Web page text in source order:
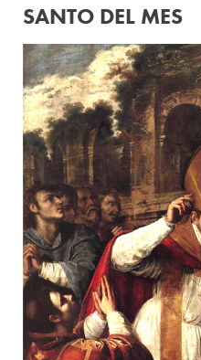
SANTO DEL MES